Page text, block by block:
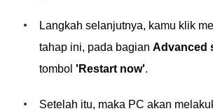
Langkah selanjutnya, kamu klik
tahap ini, pada bagian Advanced
tombol 'Restart now'.
Setelah itu, maka PC akan